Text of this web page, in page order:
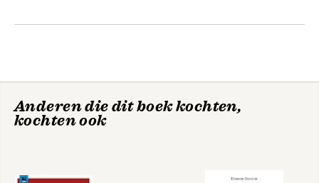
Anderen die dit boek kochten,
kochten ook